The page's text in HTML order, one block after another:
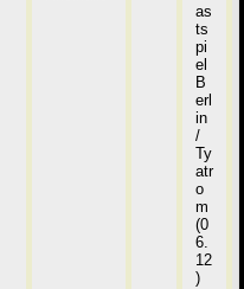
as
ts
pi
el
B
erl
in
/
Ty
atr
o
m
(0
6.
12
)